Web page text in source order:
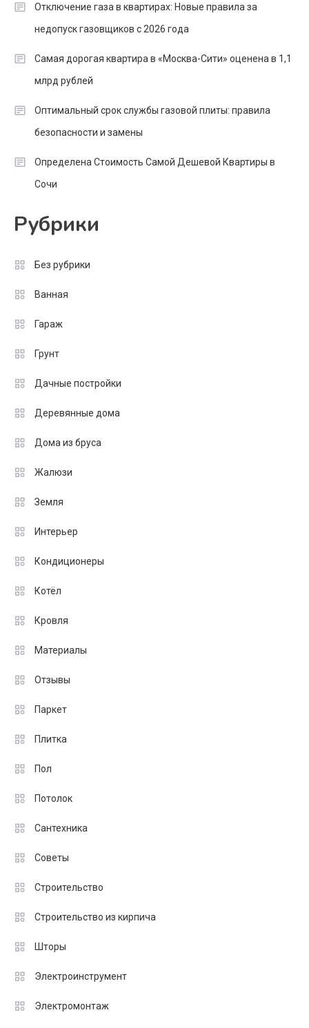
Отключение газа в квартирах: Новые правила за
недопуск газовщиков с 2026 года
Самая дорогая квартира в «Москва-Сити» оценена в 1,1
млрд рублей
Оптимальный срок службы газовой плиты: правила
безопасности и замены
Определена Стоимость Самой Дешевой Квартиры в
Сочи
Рубрики
Без рубрики
Ванная
Гараж
Грунт
Дачные постройки
Деревянные дома
Дома из бруса
Жалюзи
Земля
Интерьер
Кондиционеры
Котёл
Кровля
Материалы
Отзывы
Паркет
Плитка
Пол
Потолок
Сантехника
Советы
Строительство
Строительство из кирпича
Шторы
Электроинструмент
Электромонтаж